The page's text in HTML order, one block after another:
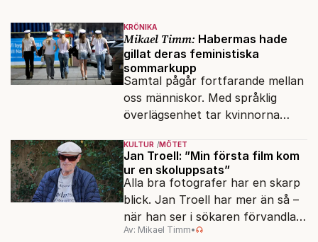
KRÖNIKA
Mikael Timm: Habermas hade
gillat deras feministiska
sommarkupp
Samtal pågår fortfarande mellan
oss människor. Med språklig
överlägsenhet tar kvinnorna
KULTUR MÖTET
Jan Troell: ”Min första film kom
ur en skoluppsats”
Alla bra fotografer har en skarp
blick. Jan Troell har mer än så –
när han ser i sökaren förvandlas
vardagen till underverk. Fyllda 95
Av: Mikael Timm•